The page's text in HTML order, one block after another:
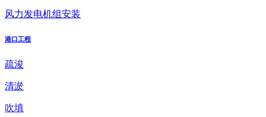
风力发电机组安装
港口工程
疏浚
清淤
吹填